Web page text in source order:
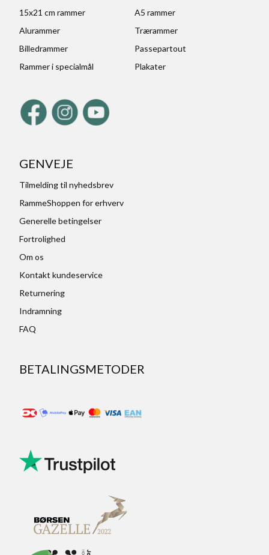
15x21 cm rammer
A5 rammer
Alurammer
Trærammer
Billedrammer
Passepartout
Rammer i specialmål
Plakater
GENVEJE
Tilmelding til nyhedsbrev
RammeShoppen for erhverv
Generelle betingelser
Fortrolighed
Om os
Kontakt kundeservice
Returnering
Indramning
FAQ
BETALINGSMETODER